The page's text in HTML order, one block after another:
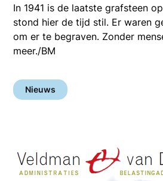
In 1941 is de laatste grafsteen
stond hier de tijd stil. Er waren
om er te begraven. Zonder
meer./BM
Nieuws